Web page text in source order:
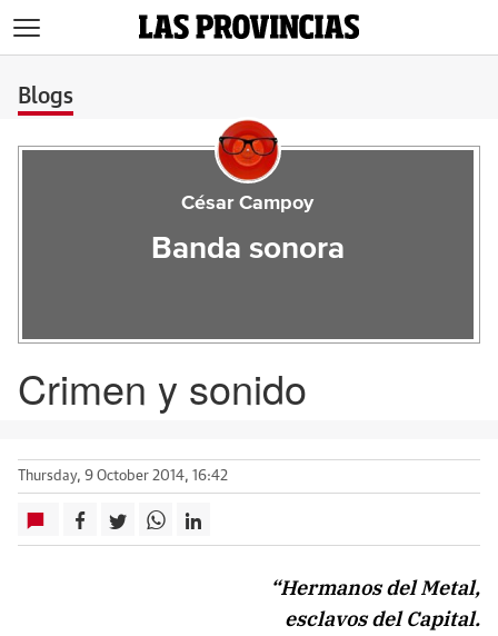
Blogs
César Campoy
Banda sonora
Crimen y sonido
Thursday, 9 October 2014, 16:42
“Hermanos del Metal,
esclavos del Capital.